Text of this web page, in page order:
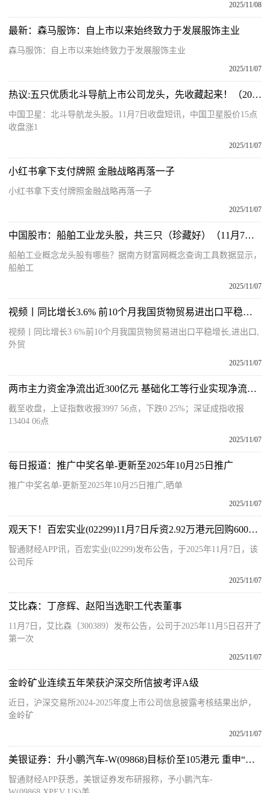
2025/11/08
最新：森马服饰：自上市以来始终致力于发展服饰主业
森马服饰：自上市以来始终致力于发展服饰主业
2025/11/07
热议:五只优质北斗导航上市公司龙头，先收藏起来！（2025/11/7）
中国卫星：北斗导航龙头股。11月7日收盘短讯，中国卫星股价15点
收盘涨1
2025/11/07
小红书拿下支付牌照 金融战略再落一子
小红书拿下支付牌照金融战略再落一子
2025/11/07
中国股市：船舶工业龙头股，共三只（珍藏好）（11月7日）
船舶工业概念龙头股有哪些？据南方财富网概念查询工具数据显示，
船舶工
2025/11/07
视频丨同比增长3.6% 前10个月我国货物贸易进出口平稳增长|今日报
视频丨同比增长3 6%前10个月我国货物贸易进出口平稳增长,进出口,
外贸
2025/11/07
两市主力资金净流出近300亿元 基础化工等行业实现净流入 最新
截至收盘，上证指数收报3997 56点，下跌0 25%；深证成指收报
13404 06点
2025/11/07
每日报道：推广中奖名单-更新至2025年10月25日推广
推广中奖名单-更新至2025年10月25日推广,晒单
2025/11/07
观天下！百宏实业(02299)11月7日斥资2.92万港元回购6000股
智通财经APP讯，百宏实业(02299)发布公告，于2025年11月7日，该
公司斥
2025/11/07
艾比森：丁彦辉、赵阳当选职工代表董事
11月7日，艾比森（300389）发布公告，公司于2025年11月5日召开了
第一次
2025/11/07
金岭矿业连续五年荣获沪深交所信披考评A级
近日，沪深交易所2024-2025年度上市公司信息披露考核结果出炉，
金岭矿
2025/11/07
美银证券：升小鹏汽车-W(09868)目标价至105港元 重申“买入”评级
智通财经APP获悉，美银证券发布研报称，予小鹏汽车-